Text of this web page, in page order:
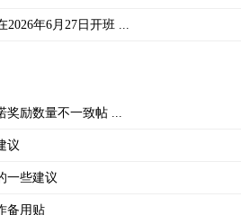
年6月27日开班 ...
励数量不一致帖 ...
议
一些建议
备用贴